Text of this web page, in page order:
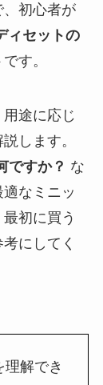
、初心者が
ィセットの
す。
途に応じ
します。
ですか？ な
なミニッ
初に買う
にしてく
解でき